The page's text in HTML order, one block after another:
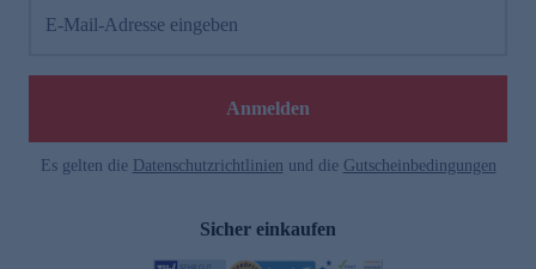
E-Mail-Adresse eingeben
Anmelden
Es gelten die Datenschutzrichtlinien und die Gutscheinbedingungen
Sicher einkaufen